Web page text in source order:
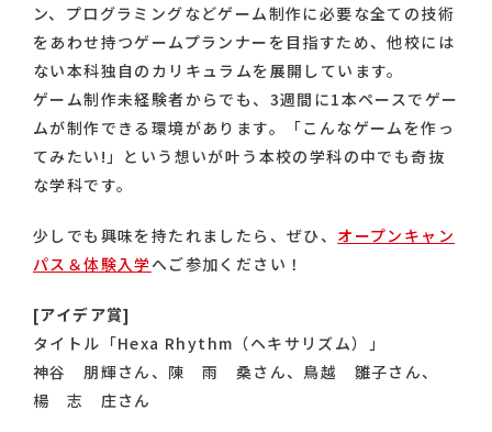
ン、プログラミングなどゲーム制作に必要な全ての技術
をあわせ持つゲームプランナーを目指すため、他校には
ない本科独自のカリキュラムを展開しています。
ゲーム制作未経験者からでも、3週間に1本ペースでゲー
ムが制作できる環境があります。「こんなゲームを作っ
てみたい!」という想いが叶う本校の学科の中でも奇抜
な学科です。
少しでも興味を持たれましたら、ぜひ、 オープンキャン
パス＆体験入学 へご参加ください！
[アイデア賞]
タイトル「Hexa Rhythm（ヘキサリズム）」
神谷 朋輝さん、陳 雨 桑さん、鳥越 雛子さん、
楊 志 庄さん